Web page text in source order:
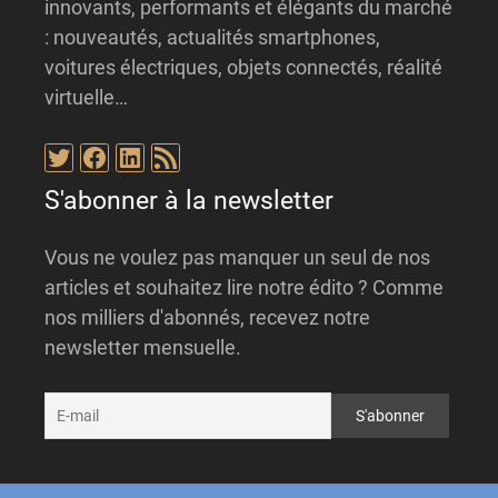
innovants, performants et élégants du marché
: nouveautés, actualités smartphones,
voitures électriques, objets connectés, réalité
virtuelle…
Twitter
Facebook
LinkedIn
Flux RSS
S'abonner à la newsletter
Vous ne voulez pas manquer un seul de nos
articles et souhaitez lire notre édito ? Comme
nos milliers d'abonnés, recevez notre
newsletter mensuelle.